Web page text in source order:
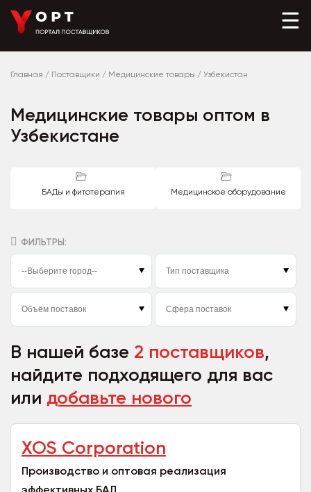
☰
Главная / Поставщики / Медицинские товары / Узбекистан
Медицинские товары оптом в
Узбекистане
БАДы и фитотерапия Медицинское оборудование
ФИЛЬТРЫ:
В нашей базе 2 поставщиков,
найдите подходящего для вас
или добавьте нового
XOS Corporation
Производство и оптовая реализация